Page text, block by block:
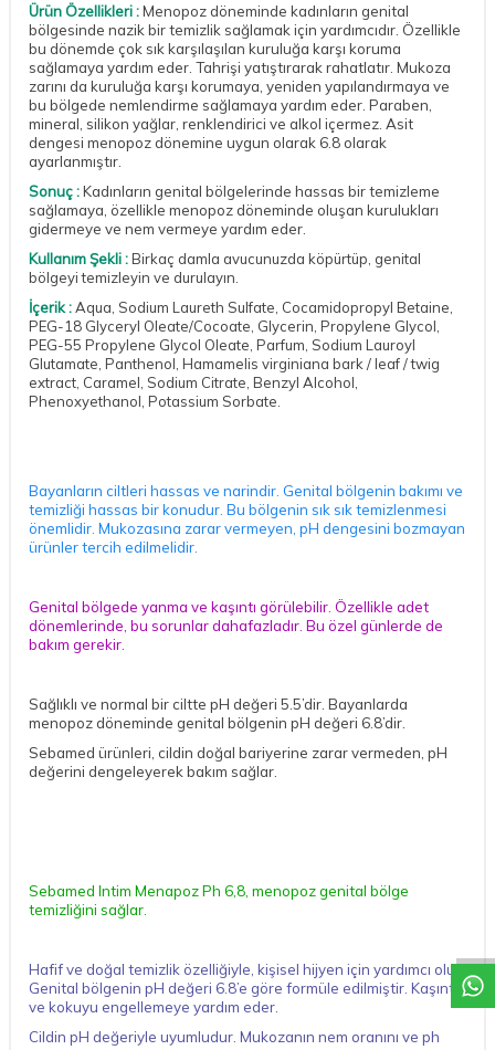
Ürün Özellikleri :Menopoz döneminde kadınların genital
bölgesinde nazik bir temizlik sağlamak için yardımcıdır. Özellikle
bu dönemde çok sık karşılaşılan kuruluğa karşı koruma
sağlamaya yardım eder. Tahrişi yatıştırarak rahatlatır. Mukoza
zarını da kuruluğa karşı korumaya, yeniden yapılandırmaya ve
bu bölgede nemlendirme sağlamaya yardım eder. Paraben,
mineral, silikon yağlar, renklendirici ve alkol içermez. Asit
dengesi menopoz dönemine uygun olarak 6.8 olarak
ayarlanmıştır.
Sonuç :Kadınların genital bölgelerinde hassas bir temizleme
sağlamaya, özellikle menopoz döneminde oluşan kurulukları
gidermeye ve nem vermeye yardım eder.
Kullanım Şekli :Birkaç damla avucunuzda köpürtüp, genital
bölgeyi temizleyin ve durulayın.
İçerik :Aqua, Sodium Laureth Sulfate, Cocamidopropyl Betaine,
PEG-18 Glyceryl Oleate/Cocoate, Glycerin, Propylene Glycol,
PEG-55 Propylene Glycol Oleate, Parfum, Sodium Lauroyl
Glutamate, Panthenol, Hamamelis virginiana bark / leaf / twig
extract, Caramel, Sodium Citrate, Benzyl Alcohol,
Phenoxyethanol, Potassium Sorbate.
Bayanların ciltleri hassas ve narindir. Genital bölgenin bakımı ve
temizliği hassas bir konudur. Bu bölgenin sık sık temizlenmesi
önemlidir. Mukozasına zarar vermeyen, pH dengesini bozmayan
ürünler tercih edilmelidir.
Genital bölgede yanma ve kaşıntı görülebilir. Özellikle adet
dönemlerinde, bu sorunlar dahafazladır. Bu özel günlerde de
bakım gerekir.
Sağlıklı ve normal bir ciltte pH değeri 5.5’dir. Bayanlarda
menopoz döneminde genital bölgenin pH değeri 6.8’dir.
Sebamed ürünleri, cildin doğal bariyerine zarar vermeden, pH
değerini dengeleyerek bakım sağlar.
Sebamed Intim Menapoz Ph 6,8, menopoz genital bölge
temizliğini sağlar.
Hafif ve doğal temizlik özelliğiyle, kişisel hijyen için yardımcı olur.
Genital bölgenin pH değeri 6.8’e göre formüle edilmiştir. Kaşıntı
ve kokuyu engellemeye yardım eder.
Cildin pH değeriyle uyumludur. Mukozanın nem oranını ve ph